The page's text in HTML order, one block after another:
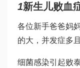
1新生儿败血
各位新手爸爸妈
的大，并发症多
细菌感染引起败